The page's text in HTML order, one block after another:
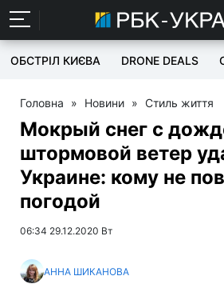
ОБСТРІЛ КИЄВА DRONE DEALS
Головна » Новини » Стиль життя
Мокрый снег с
штормовой ветер
Украине: кому не
погодой
06:34 29.12.2020 Вт
АННА ШИКАНОВА